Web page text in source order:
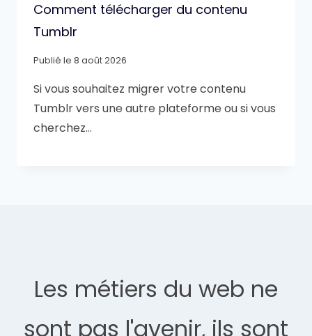
Comment télécharger du contenu
Tumblr
Publié le 8 août 2026
Si vous souhaitez migrer votre contenu
Tumblr vers une autre plateforme ou si vous
cherchez…
Les métiers du web ne
sont pas l'avenir, ils sont